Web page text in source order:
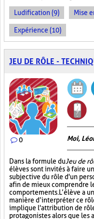
Ludification (9) Mise
Expérience (10)
JEU DE RÔLE -
0 Moi,
Dans la formule duJeu de
élèves sont invités à faire
subjective du rôle d'un
afin de mieux comprendre
comportements. L’élève a
manière d’interpréter ce
implique l'attribution de
protagonistes alors que les